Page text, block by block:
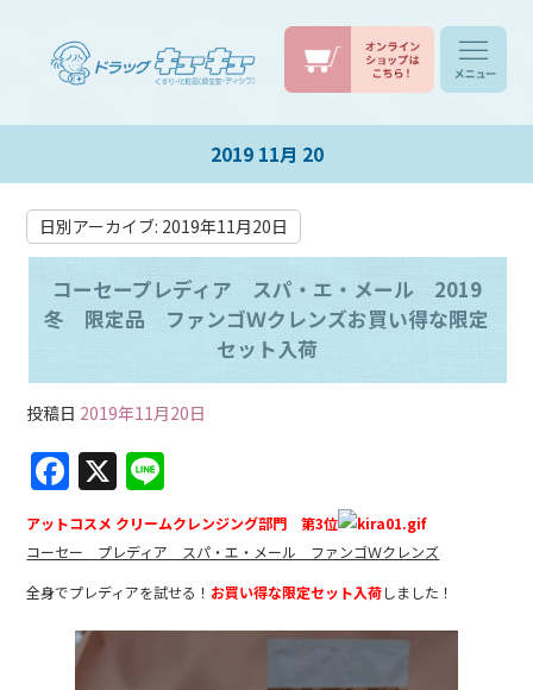
2019 11月 20
日別アーカイブ: 2019年11月20日
コーセープレディア スパ・エ・メール 2019
冬 限定品 ファンゴＷクレンズお買い得な限定
セット入荷
投稿日 2019年11月20日
F
a
c
e
b
o
X
n
e
アットコスメ クリームクレンジング部門 第3位
コーセー プレディア スパ・エ・メール ファンゴＷクレンズ
全身でプレディアを試せる！ お買い得な限定セット入荷しました！